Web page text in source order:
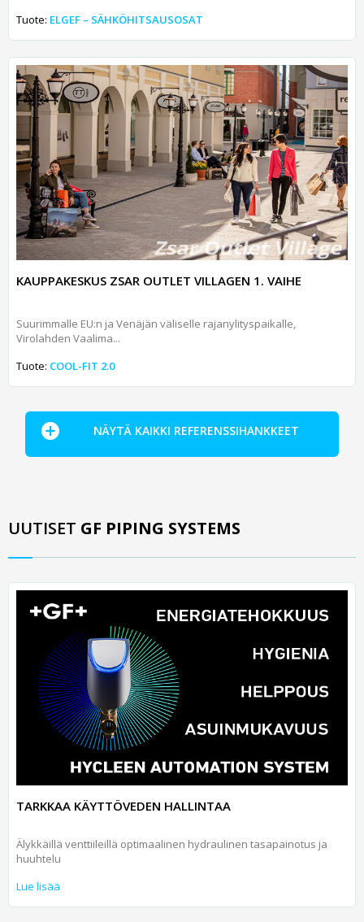
Tuote: ELGEF – SÄHKÖHITSAUSOSAT
KAUPPAKESKUS ZSAR OUTLET VILLAGEN 1. VAIHE
Suurimmalle EU:n ja Venäjän väliselle rajanylityspaikalle,
Virolahden Vaalima...
Tuote: COOL-FIT 2.0
NÄYTÄ KAIKKI REFERENSSIHANKKEET
UUTISET GF PIPING SYSTEMS
TARKKAA KÄYTTÖVEDEN HALLINTAA
Älykkäillä venttiileillä optimaalinen hydraulinen tasapainotus ja
huuhtelu
Lue lisää